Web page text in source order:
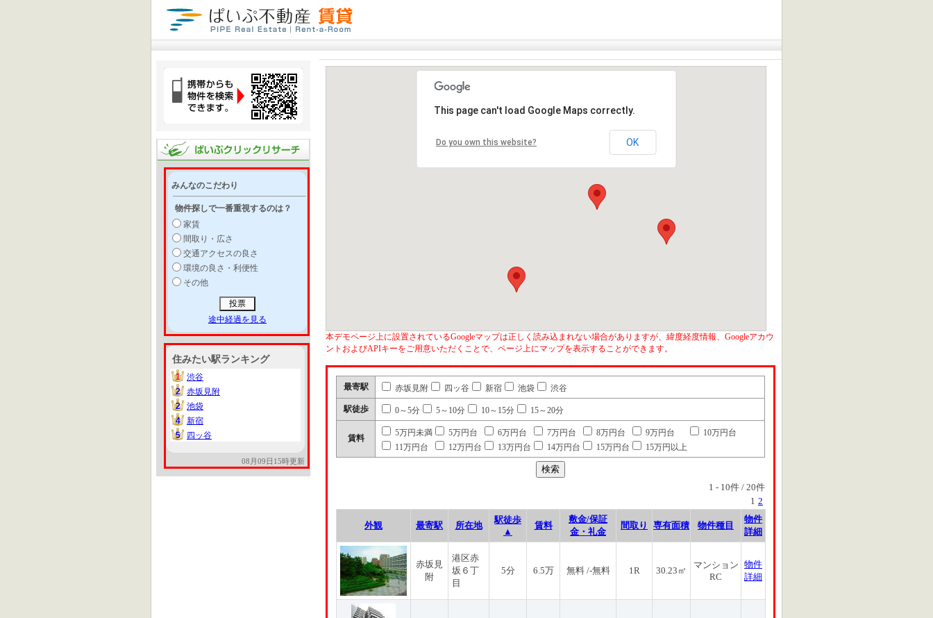
みんなのこだわり
物件探しで一番重視するのは？
家賃
間取り・広さ
交通アクセスの良さ
環境の良さ・利便性
その他
途中経過を見る
住みたい駅ランキング
1
1
渋谷
2
2
赤坂見附
2
2
池袋
4
4
新宿
5
5 四ッ谷
08月09日15時更新
This page can't load Google Maps correctly.
Do you own this website? OK
本デモページ上に設置されているGoogleマップは正しく読み込まれない場合がありますが、緯度経度情報、Googleアカウ
ントおよびAPIキーをご用意いただくことで、ページ上にマップを表示することができます。
最寄駅 赤坂見附 四ッ谷 新宿 池袋 渋谷
駅徒歩 0～5分 5～10分 10～15分 15～20分
賃料
5万円未満 5万円台 6万円台 7万円台 8万円台 9万円台
10万円台
11万円台
12万円台 13万円台 14万円台 15万円台 15万円以上
1 - 10件 / 20件
1 2
外観 最寄駅 所在地
駅徒歩
▲
賃料
敷金/保証
金・礼金
間取り 専有面積 物件種目
物件
詳細
赤坂見
附
港区赤
坂６丁
目
5分 6.5万 無料 /-無料 1R 30.23㎡
マンション
RC
物件
詳細